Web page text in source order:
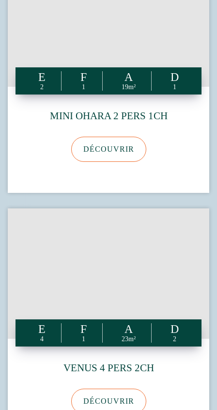
2 1 19m² 1
MINI OHARA 2 PERS 1CH
DÉCOUVRIR
4 1 23m² 2
VENUS 4 PERS 2CH
DÉCOUVRIR